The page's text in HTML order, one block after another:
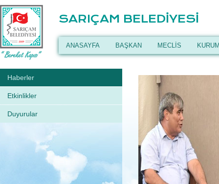
SARIÇAM BELEDİYESİ
ANASAYFA BAŞKAN MECLİS
Haberler
Etkinlikler
Duyurular